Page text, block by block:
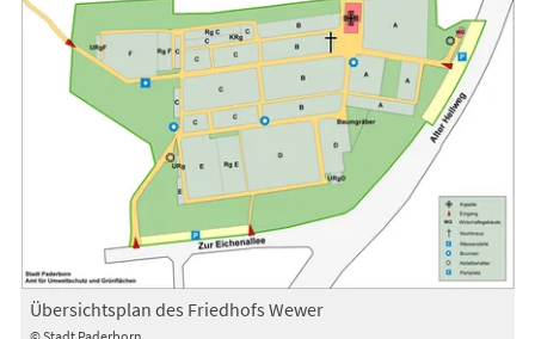
Übersichtsplan des Friedhofs Wewer